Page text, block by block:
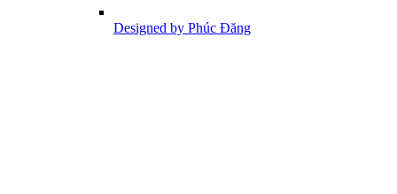
Designed by Phúc Đăng